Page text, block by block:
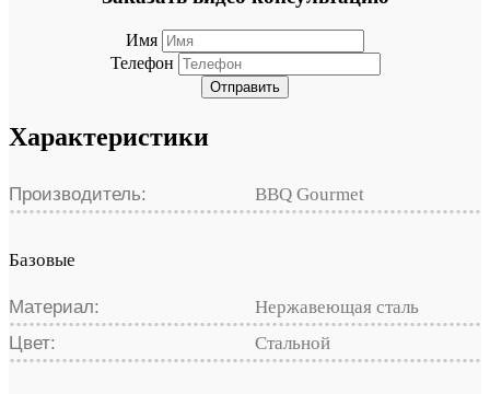
Имя
Телефон
Отправить
Характеристики
Производитель: BBQ Gourmet
Базовые
Материал:
Нержавеющая сталь
Цвет:
Стальной